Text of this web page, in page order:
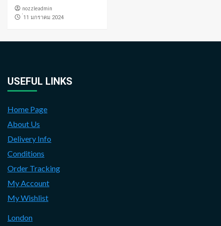
nozzleadmin
่11 มกราคม 2024
USEFUL LINKS
Home Page
About Us
Delivery Info
Conditions
Order Tracking
My Account
My Wishlist
London